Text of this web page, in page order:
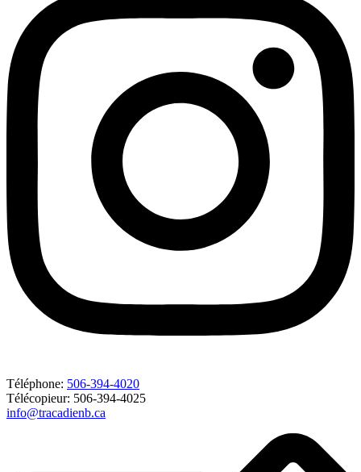
Téléphone: 506-394-4020
Télécopieur: 506-394-4025
info@tracadienb.ca